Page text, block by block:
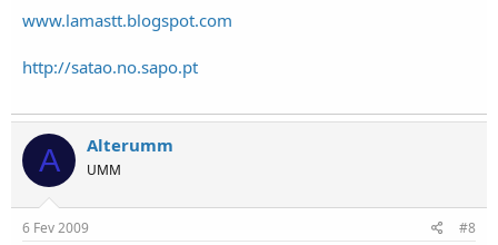
www.lamastt.blogspot.com
http://satao.no.sapo.pt
A Alterumm
UMM
6 Fev 2009 #8